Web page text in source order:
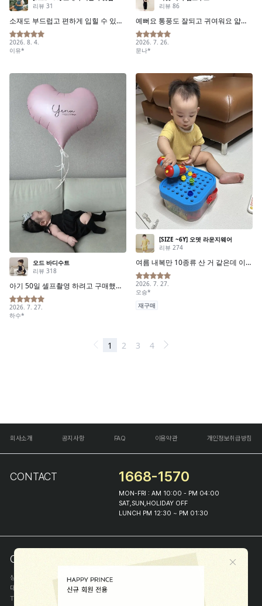
회사소개 공지사항 FAQ 이용약관 개인정보취급방침
CONTACT 1668-1570
MON-FRI : AM 10:00 - PM 04:00
SAT,SUN,HOLIDAY OFF
LUNCH PM 12:30 ~ PM 01:30
COMPANY INFO
상호
(주)해피프린스
대표
이화진
TEL